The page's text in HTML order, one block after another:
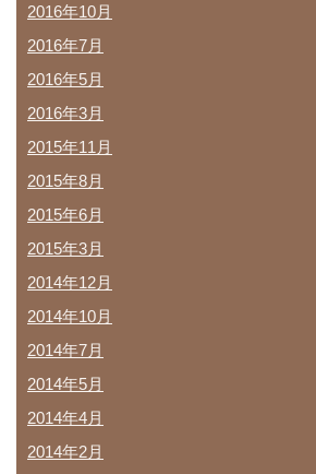
2016年10月
2016年7月
2016年5月
2016年3月
2015年11月
2015年8月
2015年6月
2015年3月
2014年12月
2014年10月
2014年7月
2014年5月
2014年4月
2014年2月